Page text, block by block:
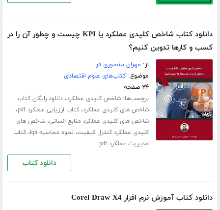
دانلود کتاب شاخص کلیدی عملکرد یا KPI چیست و چطور آن را در
کسب و کارها تدوین کنیم؟
از: مهران منصوری فر
موضوع:کتاب‌های علوم اقتصادی
۲۴ صفحه
برچسب‌ها:شاخص کلیدی عملکرد،دانلود رایگان کتاب
شاخص های کلیدی عملکرد،کتاب ارزیابی عملکرد pdf ،
شاخص های کلیدی عملکرد منابع انسانی،شاخص های
کلیدی عملکرد کنترل کیفیت،نحوه محاسبه kpi ،کتاب
مدیریت عملکرد pdf
دانلود کتاب
دانلود کتاب آموزش نرم افزار Corel Draw X4